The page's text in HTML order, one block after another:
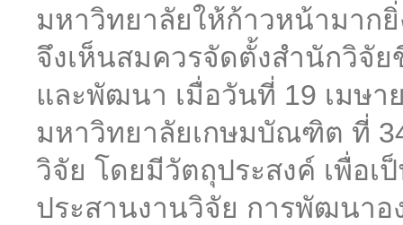
มหาวิทยาลัยให้ก้าวหน้ามาก
จึงเห็นสมควรจัดตั้งสำนักวิจั
และพัฒนา เมื่อวันที่ 19 เมษา
มหาวิทยาลัยเกษมบัณฑิต ที่
วิจัย โดยมีวัตถุประสงค์ เพื่อเ
ประสานงานวิจัย การพัฒนา